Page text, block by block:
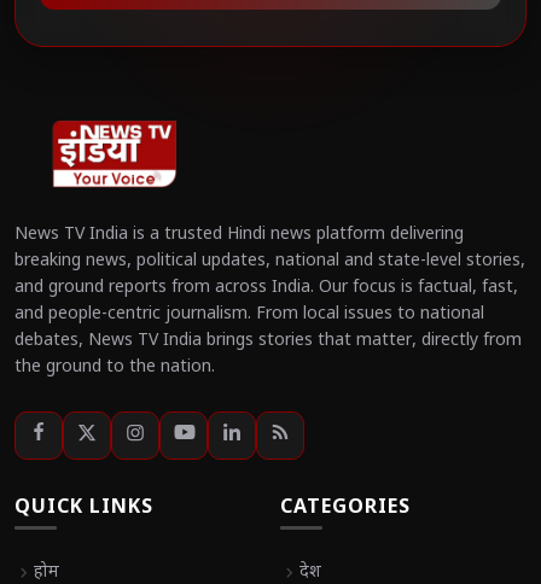
News TV India is a trusted Hindi news platform delivering
breaking news, political updates, national and state-level stories,
and ground reports from across India. Our focus is factual, fast,
and people-centric journalism. From local issues to national
debates, News TV India brings stories that matter, directly from
the ground to the nation.
QUICK LINKS
chevron_right होम
CATEGORIES
chevron_right देश